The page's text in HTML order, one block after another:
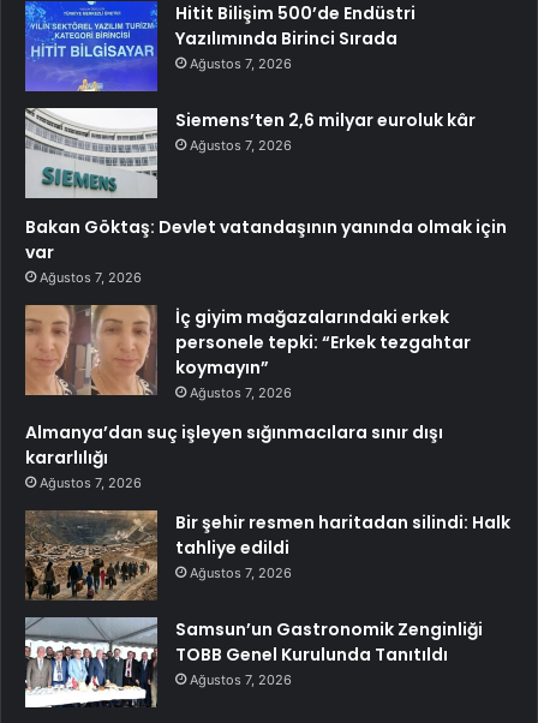
Hitit Bilişim 500’de Endüstri
Yazılımında Birinci Sırada
Ağustos 7, 2026
Siemens’ten 2,6 milyar euroluk kâr
Ağustos 7, 2026
Bakan Göktaş: Devlet vatandaşının yanında olmak için
var
Ağustos 7, 2026
İç giyim mağazalarındaki erkek
personele tepki: “Erkek tezgahtar
koymayın”
Ağustos 7, 2026
Almanya’dan suç işleyen sığınmacılara sınır dışı
kararlılığı
Ağustos 7, 2026
Bir şehir resmen haritadan silindi: Halk
tahliye edildi
Ağustos 7, 2026
Samsun’un Gastronomik Zenginliği
TOBB Genel Kurulunda Tanıtıldı
Ağustos 7, 2026